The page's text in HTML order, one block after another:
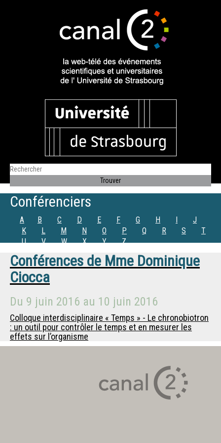
Conférenciers
A B C D E F G H I
J
K
L M N O P Q R S
T
U
V W X Y Z
Conférences de Mme Dominique
Ciocca
Du 9 juin 2016 au 10 juin 2016
Colloque interdisciplinaire « Temps » - Le chronobiotron
: un outil pour contrôler le temps et en mesurer les
effets sur l’organisme